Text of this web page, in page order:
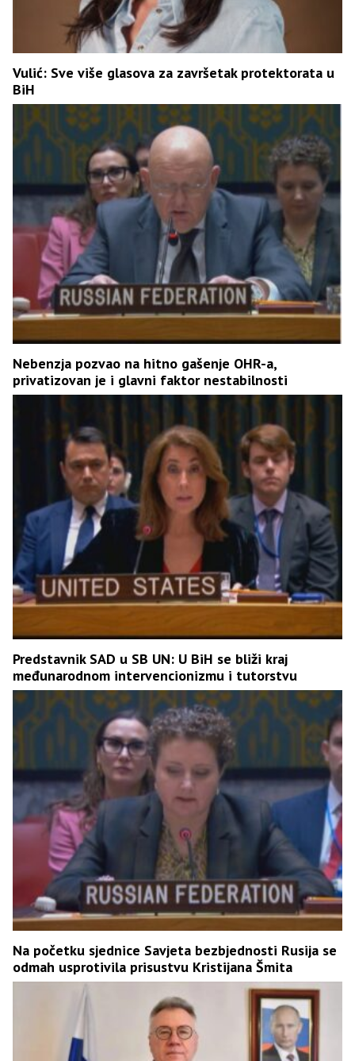
Vulić: Sve više glasova za završetak protektorata u
BiH
Nebenzja pozvao na hitno gašenje OHR-a,
privatizovan je i glavni faktor nestabilnosti
Predstavnik SAD u SB UN: U BiH se bliži kraj
međunarodnom intervencionizmu i tutorstvu
Na početku sjednice Savjeta bezbjednosti Rusija se
odmah usprotivila prisustvu Kristijana Šmita